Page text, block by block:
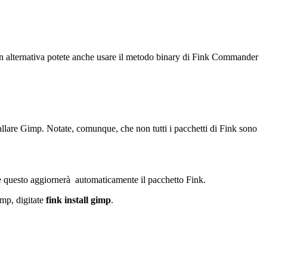
potete anche usare il metodo binary di Fink Commander
Gimp. Notate, comunque, che non tutti i pacchetti di Fink sono
questo aggiornerà automaticamente il pacchetto Fink.
digitate fink install gimp.